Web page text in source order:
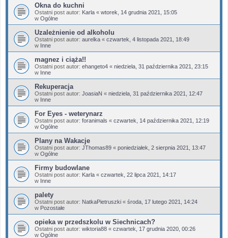
Okna do kuchni
Ostatni post autor: Karla « wtorek, 14 grudnia 2021, 15:05
w Ogólne
Uzależnienie od alkoholu
Ostatni post autor: aurelka « czwartek, 4 listopada 2021, 18:49
w Inne
magnez i ciąża!!
Ostatni post autor: ehangeto4 « niedziela, 31 października 2021, 23:15
w Inne
Rekuperacja
Ostatni post autor: JoasiaN « niedziela, 31 października 2021, 12:47
w Inne
For Eyes - weterynarz
Ostatni post autor: foranimals « czwartek, 14 października 2021, 12:19
w Ogólne
Plany na Wakacje
Ostatni post autor: JThomas89 « poniedziałek, 2 sierpnia 2021, 13:47
w Ogólne
Firmy budowlane
Ostatni post autor: Karla « czwartek, 22 lipca 2021, 14:17
w Inne
palety
Ostatni post autor: NatkaPietruszki « środa, 17 lutego 2021, 14:24
w Pozostałe
opieka w przedszkolu w Siechnicach?
Ostatni post autor: wiktoria88 « czwartek, 17 grudnia 2020, 00:26
w Ogólne